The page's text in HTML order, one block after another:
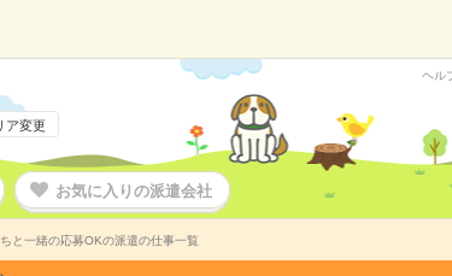
ア変更
ヘル
お気に入りの派遣会社
と一緒の応募OKの派遣の仕事一覧